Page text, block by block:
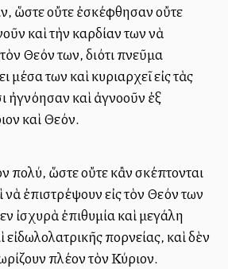
ὥστε οὔτε ἐσκέφθησαν οὔτε
καὶ τὴν καρδίαν των νὰ
Θεόν των, διότι πνεῦμα
μέσα των καὶ κυριαρχεῖ εἰς τὰς
ἠγνόησαν καὶ ἀγνοοῦν ἐξ
καὶ Θεόν.
ὥστε οὔτε κἂν σκέπτονται
ἐπιστρέψουν εἰς τὸν Θεόν των
ἰσχυρὰ ἐπιθυμία καὶ μεγάλη
πορνείας, καὶ δὲν
πλέον τὸν Κύριον.